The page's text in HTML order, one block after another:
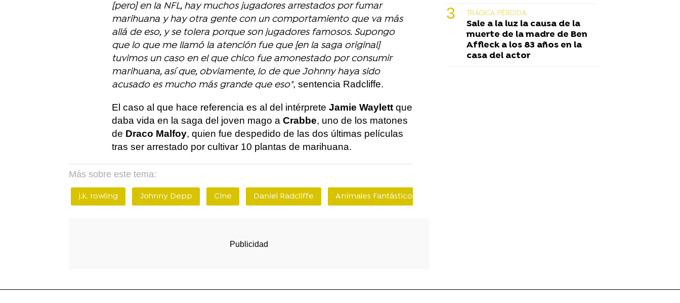
[pero] en la NFL, hay muchos jugadores arrestados por fumar
marihuana y hay otra gente con un comportamiento que va más
allá de eso, y se tolera porque son jugadores famosos. Supongo
que lo que me llamó la atención fue que [en la saga original]
tuvimos un caso en el que chico fue amonestado por consumir
marihuana, así que, obviamente, lo de que Johnny haya sido
acusado es mucho más grande que eso", sentencia Radcliffe.
El caso al que hace referencia es al del intérprete Jamie Waylett que
daba vida en la saga del joven mago a Crabbe, uno de los matones
de Draco Malfoy, quien fue despedido de las dos últimas películas
tras ser arrestado por cultivar 10 plantas de marihuana.
Más sobre este tema:
j.k. rowling Johnny Depp Cine Daniel Radcliffe Animales Fantásticos
TRÁGICA PÉRDIDA
Sale a la luz la causa de la
muerte de la madre de Ben
Affleck a los 83 años en la
casa del actor